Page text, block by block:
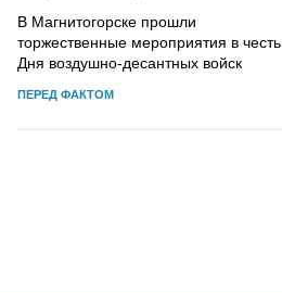
В Магнитогорске прошли
торжественные мероприятия в честь
Дня воздушно-десантных войск
ПЕРЕД ФАКТОМ